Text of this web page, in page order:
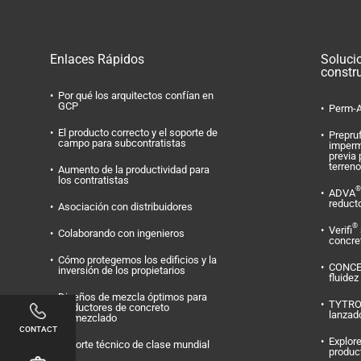
CONTACT
Enlaces Rápidos
Por qué los arquitectos confían en
GCP
El producto correcto y el soporte de
campo para subcontratistas
Aumento de la productividad para
los contratistas
Asociación con distribuidores
Colaborando con ingenieros
Cómo protegemos los edificios y la
inversión de los propietarios
Diseños de mezcla óptimos para
productores de concreto
premezclado
Soporte técnico de clase mundial
Perm-
previa
terreno
ADVA®
Verifi®
fluidez
TYTRO